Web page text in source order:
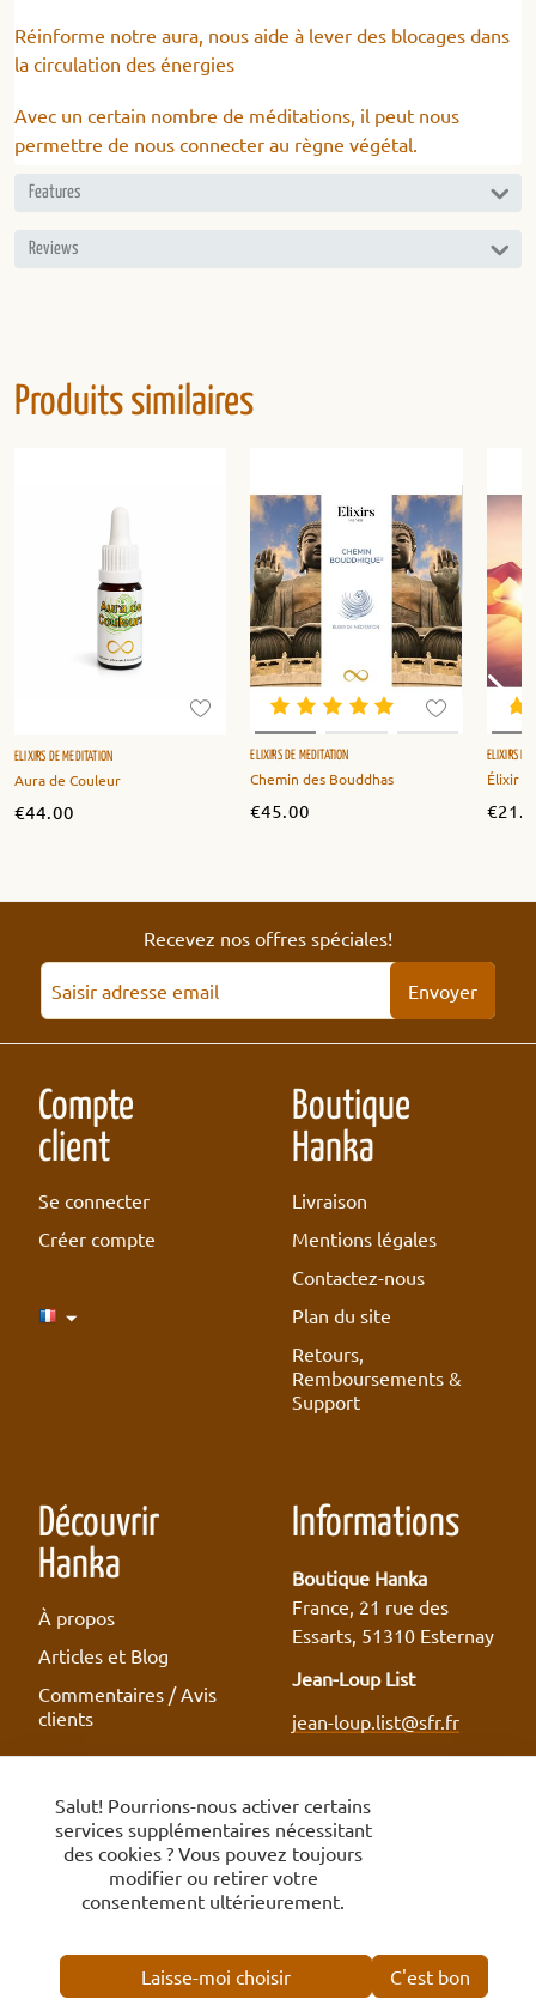
Réinforme notre aura, nous aide à lever des blocages dans
la circulation des énergies
Avec un certain nombre de méditations, il peut nous
permettre de nous connecter au règne végétal.
Features
Reviews
Produits similaires
ELIXIRS DE MÉDITATION
Aura de Couleur
€44.00
ELIXIRS DE MÉDITATION
Chemin des Bouddhas
€45.00
ELIXIRS DE
Élixir
€
Recevez nos offres spéciales!
Envoyer
Compte
client
Se connecter
Créer compte
Boutique
Hanka
Livraison
Mentions légales
Contactez-nous
Plan du site
Retours,
Remboursements &
Support
Découvrir
Hanka
À propos
Articles et Blog
Commentaires / Avis
clients
Informations
Boutique Hanka
France, 21 rue des
Essarts, 51310 Esternay
Jean-Loup List
jean-loup.list@sfr.fr
Conditions Vendeurs
Politique d’Utilisation Acceptable
Vendeurs
Salut! Pourrions-nous activer certains
services supplémentaires nécessitant
des cookies ? Vous pouvez toujours
modifier ou retirer votre
consentement ultérieurement.
Laisse-moi choisir C'est bon